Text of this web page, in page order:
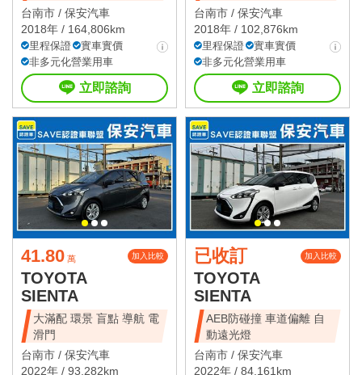
台南市 / 保安汽車
2018年 / 164,806km
里程保證
實車實價
非多元化營業用車
立即諮詢
台南市 / 保安汽車
2018年 / 102,876km
里程保證
實車實價
非多元化營業用車
立即諮詢
41.80 萬 加入比較
TOYOTA
SIENTA
大滿配 環景 盲點 導航 電
滑門
台南市 / 保安汽車
2022年 / 93,282km
已收訂 加入比較
TOYOTA
SIENTA
AEB防碰撞 車道偏離 自
動遠光燈
台南市 / 保安汽車
2022年 / 84,161km